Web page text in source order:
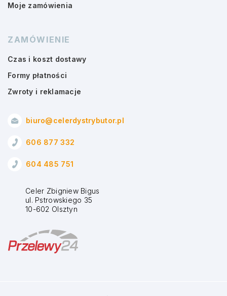
Moje zamówienia
ZAMÓWIENIE
Czas i koszt dostawy
Formy płatności
Zwroty i reklamacje
biuro@celerdystrybutor.pl
606 877 332
604 485 751
Celer Zbigniew Bigus
ul. Pstrowskiego 35
10-602 Olsztyn